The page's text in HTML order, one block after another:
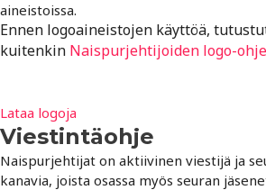
aineistoissa.
Ennen logoaineistojen käyttöä,
kuitenkin Naispurjehtijoiden logo-
Lataa logoja
Viestintäohje
Naispurjehtijat on aktiivinen viestijä ja
kanavia, joista osassa myös seuran